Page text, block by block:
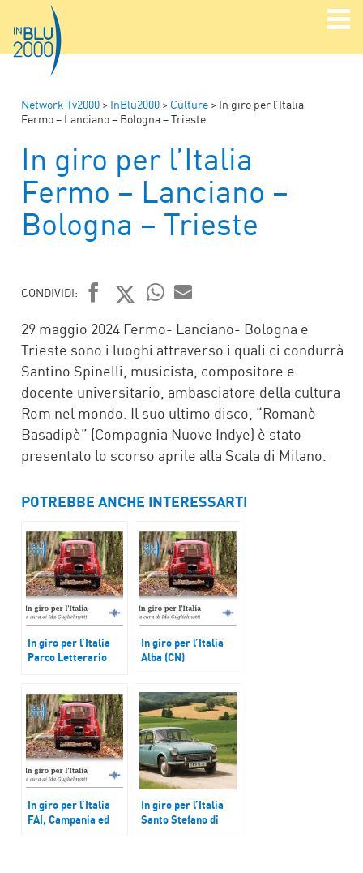
Network Tv2000 > InBlu2000 > Culture > In giro per l’Italia
Fermo – Lanciano – Bologna – Trieste
In giro per l’Italia
Fermo – Lanciano –
Bologna – Trieste
CONDIVIDI:
FACEBOOK
TWITTER
WHATSAPP
MAIL
29 maggio 2024 Fermo- Lanciano- Bologna e
Trieste sono i luoghi attraverso i quali ci condurrà
Santino Spinelli, musicista, compositore e
docente universitario, ambasciatore della cultura
Rom nel mondo. Il suo ultimo disco, “Romanò
Basadipè” (Compagnia Nuove Indye) è stato
presentato lo scorso aprile alla Scala di Milano.
POTREBBE ANCHE INTERESSARTI
In giro per l’Italia
Parco Letterario
In giro per l’Italia
Alba (CN)
In giro per l’Italia
FAI, Campania ed
In giro per l’Italia
Santo Stefano di